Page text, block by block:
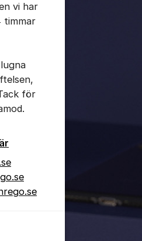
vi har
timmar
för